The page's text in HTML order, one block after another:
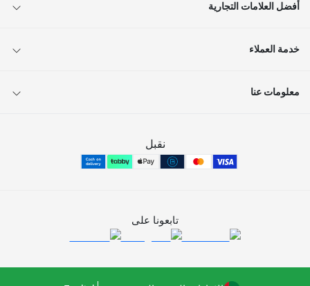
أفضل العلامات التجارية
خدمة العملاء
معلومات عنا
نقبل
تابعونا على